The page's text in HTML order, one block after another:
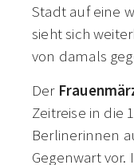
Stadt auf eine
sieht sich
von damals
Der
Zeitreise in die
Berlinerinnen
Gegenwart